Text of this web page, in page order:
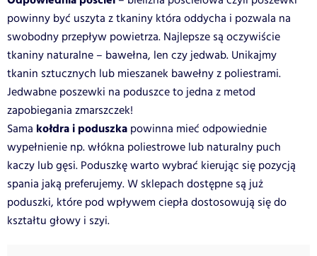
powinny być uszyta z tkaniny która oddycha i pozwala na
swobodny przepływ powietrza. Najlepsze są oczywiście
tkaniny naturalne – bawełna, len czy jedwab. Unikajmy
tkanin sztucznych lub mieszanek bawełny z poliestrami.
Jedwabne poszewki na poduszce to jedna z metod
zapobiegania zmarszczek!
Sama kołdra i poduszka powinna mieć odpowiednie
wypełnienie np. włókna poliestrowe lub naturalny puch
kaczy lub gęsi. Poduszkę warto wybrać kierując się pozycją
spania jaką preferujemy. W sklepach dostępne są już
poduszki, które pod wpływem ciepła dostosowują się do
kształtu głowy i szyi.